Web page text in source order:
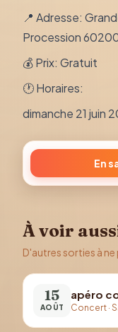
📍 Adresse:
Procession
💰 Prix: Gratuit
🕐 Horaires:
dimanche 21 juin
En
À voir
D'autres sorties à ne
15
AOÛT
apéro
Concert ·